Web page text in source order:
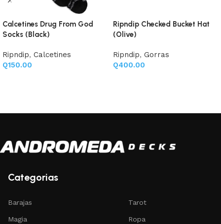
Calcetines Drug From God
Socks (Black)
Ripndip, Calcetines
Q150.00
Ripndip Checked Bucket Hat
(Olive)
Ripndip, Gorras
Q400.00
Categorias
Barajas
Magia
Tarot
Ropa